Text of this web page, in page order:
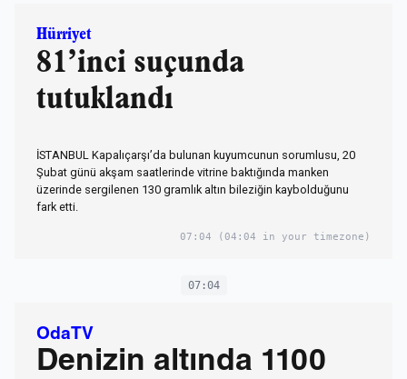
Hürriyet
81’inci suçunda
tutuklandı
İSTANBUL Kapalıçarşı’da bulunan kuyumcunun sorumlusu, 20
Şubat günü akşam saatlerinde vitrine baktığında manken
üzerinde sergilenen 130 gramlık altın bileziğin kaybolduğunu
fark etti.
07:04 (04:04 in your timezone)
07:04
OdaTV
Denizin altında 1100